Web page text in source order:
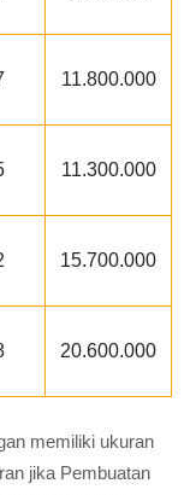
11.800.000
11.300.000
15.700.000
20.600.000
memiliki ukuran
jika Pembuatan